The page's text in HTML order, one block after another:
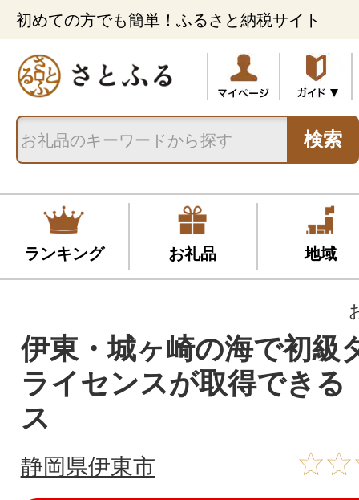
初めての方でも簡単！ふるさと納税サイト
検索
ランキング お礼品 地域
伊東・城ヶ崎の海で初級
ライセンスが取得でき
ス
静岡県伊東市